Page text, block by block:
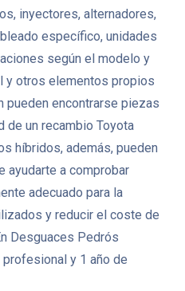
inyectores, alternadores,
específico, unidades
según el modelo y
y otros elementos propios
pueden encontrarse piezas
de un recambio Toyota
híbridos, además, pueden
ayudarte a comprobar
adecuado para la
y reducir el coste de
Desguaces Pedrós
y 1 año de